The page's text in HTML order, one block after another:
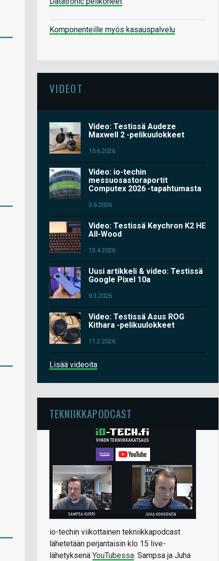
Komponenteille myös kasauspalvelu
VIDEOT
Video: Testissä Audeze
Maxwell 2 -pelikuulokkeet
15.6.2026
Video: io-techin
messuosastoraportit
Computex 2026 -tapahtumasta
3.6.2026
Video: Testissä Keychron K2 HE
All-Wood
13.4.2026
Uusi artikkeli & video: Testissä
Google Pixel 10a
9.3.2026
Video: Testissä Asus ROG
Kithara -pelikuulokkeet
11.2.2026
Lisää videoita
TEKNIIKKAPODCAST
io-techin viikottainen tekniikkapodcast
lähetetään perjantaisin klo 15 live-
lähetyksenä YouTubessa. Sampsa ja Juha